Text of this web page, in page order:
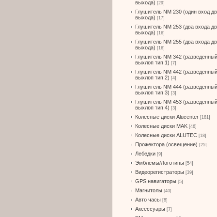
выхода) [29]
Глушитель NM 230 (один вход
выхода) [17]
Глушитель NM 253 (два входа
выхода) [16]
Глушитель NM 255 (два входа
выхода) [16]
Глушитель NM 342 (разведенный
выхлоп тип 1) [7]
Глушитель NM 442 (разведенный
выхлоп тип 2) [4]
Глушитель NM 444 (разведенный
выхлоп тип 3) [3]
Глушитель NM 453 (разведенный
выхлоп тип 4) [3]
Колесные диски Alucenter [181]
Колесные диски MAK [46]
Колесные диски ALUTEC [18]
Прожектора (освещение) [25]
Лебедки [9]
Эмблемы/Логотипы [54]
Видеорегистраторы [39]
GPS навигаторы [5]
Магнитолы [40]
Авто часы [8]
Аксессуары [7]